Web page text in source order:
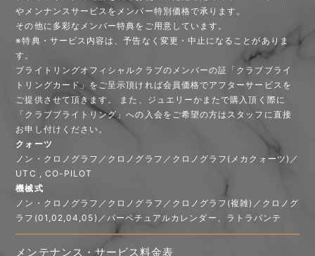
やメンナンスサービスをメンバー特別価格で承ります。
その他に多彩なメンバー特典をご用意しています。
※特典・サービス内容は、予告なく変更・中止になることがありま
す。
ブライトリングオフィシャルクラブのメンバーの証「クラブブライ
トリングカード」をご呈示頂ければ会員価格でアフターサービスを
ご提供させて頂きます。 また、ジュエリーかまたで購入頂く際に
「クラブブライトリング」への入会をご希望の方はスタッフに直接
お申し付けください。
クォーツ
ノン・クロノグラフ／クロノグラフ／クロノグラフ(メカクォーツ)／
UTC , CO-PILOT
機械式
ノン・クロノグラフ／クロノグラフ／クロノグラフ(複雑)／クロノグ
ラフ(01,02,04,05)／パーペチュアルカレンダー、ラトラパンテ
メンテナンス・サービス料金表